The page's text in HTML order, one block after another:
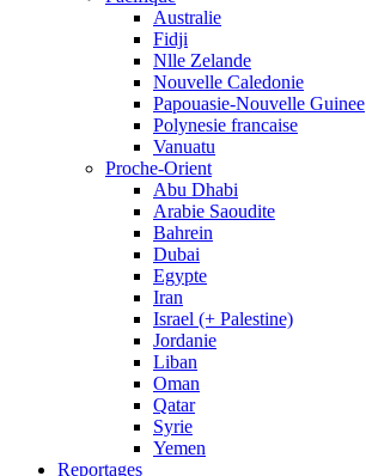
Australie
Fidji
Nlle Zelande
Nouvelle Caledonie
Papouasie-Nouvelle Guinee
Polynesie francaise
Vanuatu
Proche-Orient
Abu Dhabi
Arabie Saoudite
Bahrein
Dubai
Egypte
Iran
Israel (+ Palestine)
Jordanie
Liban
Oman
Qatar
Syrie
Yemen
Reportages